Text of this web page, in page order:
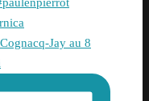
Jay au 8